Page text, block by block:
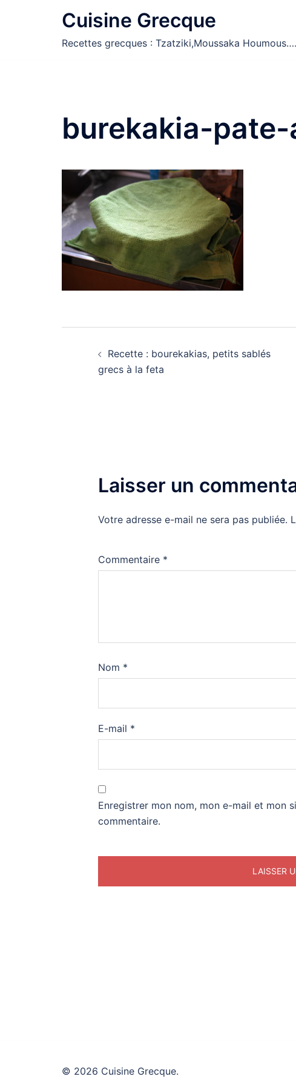
Cuisine Grecque
Recettes grecques : Tzatziki,Moussaka
burekakia-
d’article
Recette : bourekakias, petits sablés
grecs à la feta
Laisser un
Votre adresse e-mail ne sera pas publiée.
Commentaire *
Nom *
E-mail *
Enregistrer mon nom, mon e-mail et mon
commentaire.
© 2026 Cuisine Grecque.